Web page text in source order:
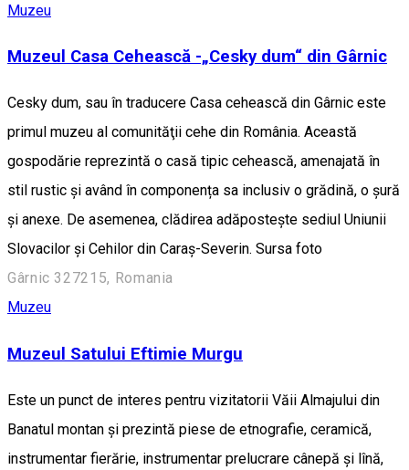
Muzeu
Muzeul Casa Cehească -„Cesky dum“ din Gârnic
Cesky dum, sau în traducere Casa cehească din Gârnic este
primul muzeu al comunităţii cehe din România. Această
gospodărie reprezintă o casă tipic cehească, amenajată în
stil rustic și având în componența sa inclusiv o grădină, o şură
și anexe. De asemenea, clădirea adăposteşte sediul Uniunii
Slovacilor şi Cehilor din Caraş-Severin. Sursa foto
Gârnic 327215, Romania
Muzeu
Muzeul Satului Eftimie Murgu
Este un punct de interes pentru vizitatorii Văii Almajului din
Banatul montan și prezintă piese de etnografie, ceramică,
instrumentar fierărie, instrumentar prelucrare cânepă şi lînă,